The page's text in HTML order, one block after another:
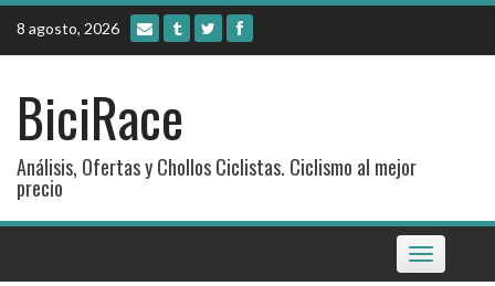
Skip
content
8 agosto, 2026
BiciRace
Análisis, Ofertas y Chollos Ciclistas. Ciclismo al mejor
precio
Toggle
navigation